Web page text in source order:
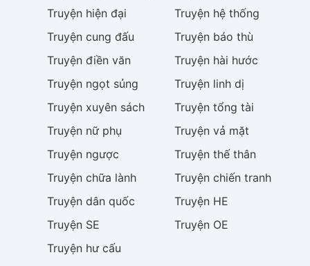
Truyện hiện đại Truyện hệ thống
Truyện cung đấu Truyện báo thù
Truyện điền văn Truyện hài hước
Truyện ngọt sủng Truyện linh dị
Truyện xuyên sách Truyện tổng tài
Truyện nữ phụ Truyện vả mặt
Truyện ngược Truyện thế thân
Truyện chữa lành Truyện chiến tranh
Truyện dân quốc Truyện HE
Truyện SE Truyện OE
Truyện hư cấu